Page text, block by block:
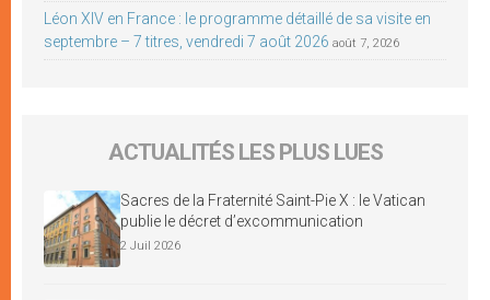
Léon XIV en France : le programme détaillé de sa visite en
septembre – 7 titres, vendredi 7 août 2026 août 7, 2026
ACTUALITÉS LES PLUS LUES
Sacres de la Fraternité Saint-Pie X : le Vatican
publie le décret d’excommunication
2 Juil 2026